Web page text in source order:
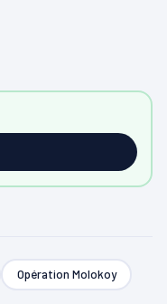
Opération Molokoy